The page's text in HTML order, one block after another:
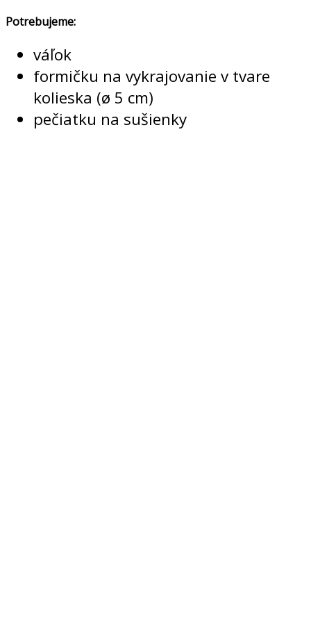
Potrebujeme:
váľok
formičku na vykrajovanie v tvare
kolieska (ø 5 cm)
pečiatku na sušienky